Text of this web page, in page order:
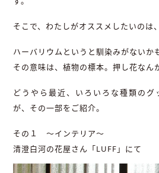
そこで、わたしがオススメしたいのは
ハーバリウムというと馴染みがないか
その意味は、植物の標本。押し花なん
どうやら最近、いろいろな種類のグ
が、その一部をご紹介。
その１ ～インテリア～
清澄白河の花屋さん「LUFF」にて